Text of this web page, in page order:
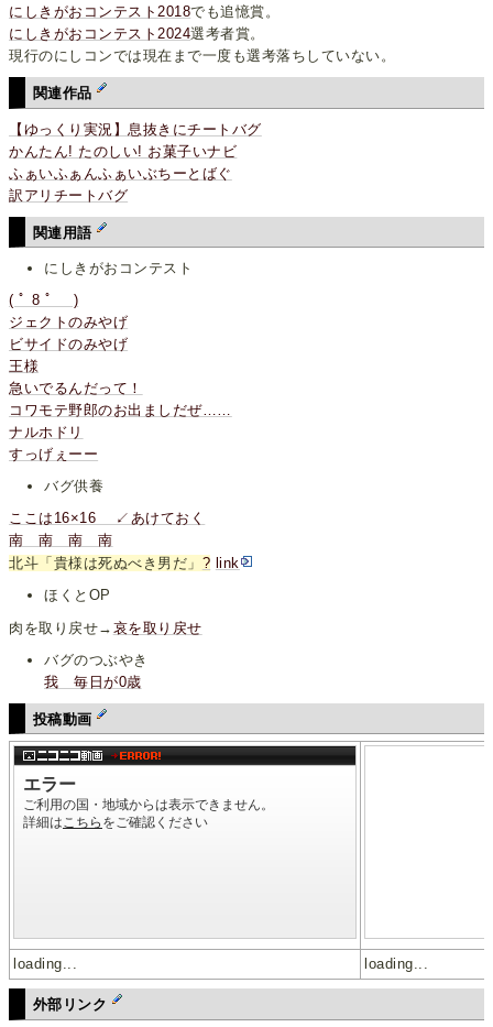
にしきがおコンテスト2018でも追憶賞。
にしきがおコンテスト2024選考者賞。
現行のにしコンでは現在まで一度も選考落ちしていない。
関連作品
【ゆっくり実況】息抜きにチートバグ
かんたん! たのしい! お菓子いナビ
ふぁいふぁんふぁいぶちーとばぐ
訳アリチートバグ
関連用語
にしきがおコンテスト
( ﾟ 8 ﾟ )
ジェクトのみやげ
ビサイドのみやげ
王様
急いでるんだって！
コワモテ野郎のお出ましだぜ……
ナルホドリ
すっげぇーー
バグ供養
ここは16×16 ↙あけておく
南 南 南 南
北斗「貴様は死ぬべき男だ」 ? link
ほくとOP
肉を取り戻せ→ 哀を取り戻せ
バグのつぶやき
我 毎日が0歳
投稿動画
loading... loading...
外部リンク